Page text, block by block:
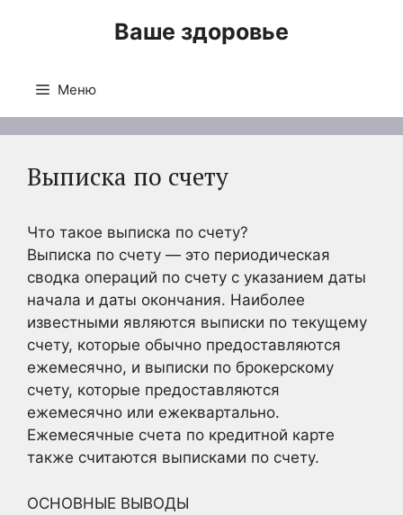
Ваше здоровье
Меню
Выписка по счету
Что такое выписка по счету?
Выписка по счету — это периодическая
сводка операций по счету с указанием даты
начала и даты окончания. Наиболее
известными являются выписки по текущему
счету, которые обычно предоставляются
ежемесячно, и выписки по брокерскому
счету, которые предоставляются
ежемесячно или ежеквартально.
Ежемесячные счета по кредитной карте
также считаются выписками по счету.
ОСНОВНЫЕ ВЫВОДЫ